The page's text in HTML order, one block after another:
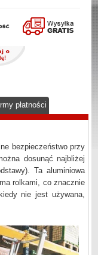
płatności
bezpieczeństwo przy
dosunąć najbliżej
Ta aluminiowa
rolkami, co znacznie
nie jest używana,